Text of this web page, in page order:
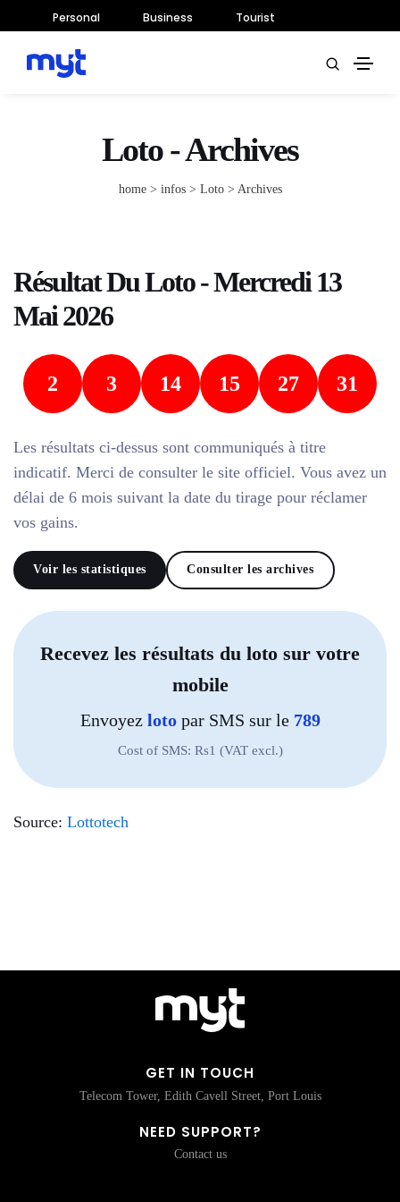
Personal Business Tourist
Loto - Archives
home> infos > Loto> Archives
Résultat Du Loto - Mercredi 13
Mai 2026
2 3 14 15 27 31
Les résultats ci-dessus sont communiqués à titre
indicatif. Merci de consulter le site officiel. Vous avez un
délai de 6 mois suivant la date du tirage pour réclamer
vos gains.
Voir les statistiques Consulter les archives
Recevez les résultats du loto sur votre
mobile
Envoyez lotopar SMS sur le 789
Cost of SMS: Rs1 (VAT excl.)
Source: Lottotech
GET IN TOUCH
Telecom Tower, Edith Cavell Street, Port Louis
NEED SUPPORT?
Contact us